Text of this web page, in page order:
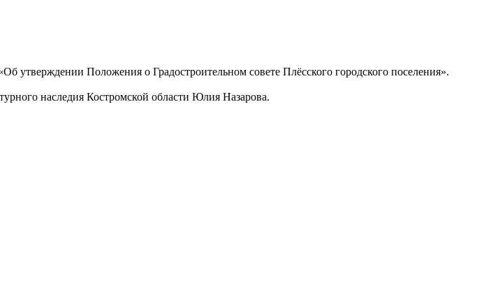
утверждении Положения о Градостроительном совете Плёсского городского поселения».
наследия Костромской области Юлия Назарова.